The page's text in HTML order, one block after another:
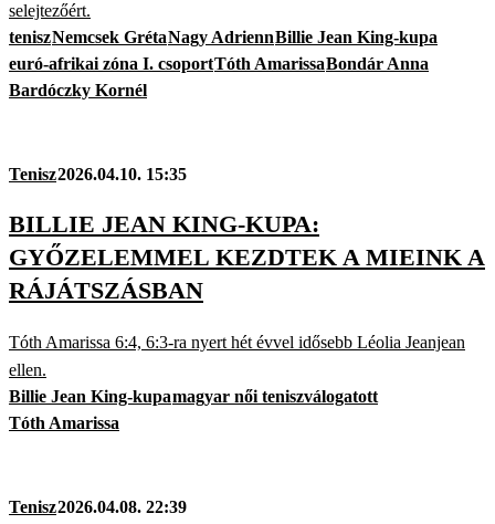
selejtezőért.
teniszNemcsek GrétaNagy AdriennBillie Jean King-kupa
euró-afrikai zóna I. csoportTóth AmarissaBondár Anna
Bardóczky Kornél
Tenisz2026.04.10. 15:35
BILLIE JEAN KING-KUPA:
GYŐZELEMMEL KEZDTEK A MIEINK A
RÁJÁTSZÁSBAN
Tóth Amarissa 6:4, 6:3-ra nyert hét évvel idősebb Léolia Jeanjean
ellen.
Billie Jean King-kupamagyar női teniszválogatott
Tóth Amarissa
Tenisz2026.04.08. 22:39